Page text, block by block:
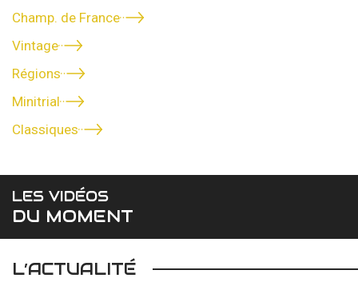
Champ. de France
Vintage
Régions
Minitrial
Classiques
LES VIDÉOS
DU MOMENT
L’ACTUALITÉ